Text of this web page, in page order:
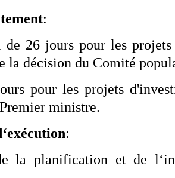
:
26 jours pour les projets
la décision du Comité
pour les projets
ministre.
:
la planification et de